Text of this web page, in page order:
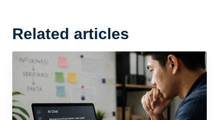
Related articles